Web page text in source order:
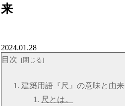
来
2024.01.28
目次
建築用語『尺』の意味と由来
尺とは。